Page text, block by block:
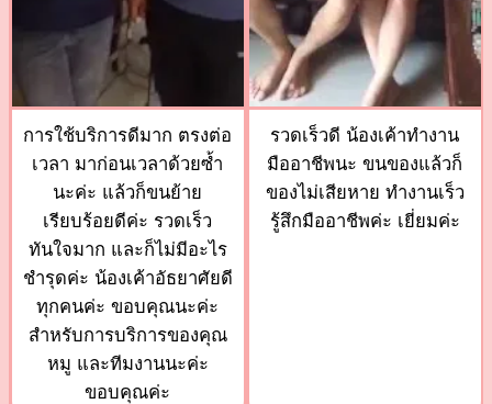
การใช้บริการดีมาก ตรงต่อ
เวลา มาก่อนเวลาด้วยซ้ำ
นะค่ะ แล้วก็ขนย้าย
เรียบร้อยดีค่ะ รวดเร็ว
ทันใจมาก และก็ไม่มีอะไร
ชำรุดค่ะ น้องเค้าอัธยาศัยดี
ทุกคนค่ะ ขอบคุณนะค่ะ
สำหรับการบริการของคุณ
หมู และทีมงานนะค่ะ
ขอบคุณค่ะ
รวดเร็วดี น้องเค้าทำงาน
มืออาชีพนะ ขนของแล้วก็
ของไม่เสียหาย ทำงานเร็ว
รู้สึกมืออาชีพค่ะ เยี่ยมค่ะ